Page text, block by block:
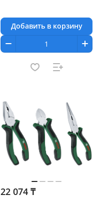
Добавить в корзину
22 074 ₸